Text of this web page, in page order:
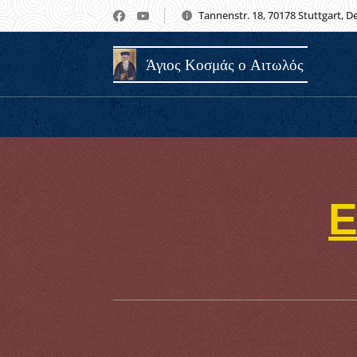
Tannenstr. 18, 70178 Stuttgart,
Άγιος Κοσμάς ο Αιτωλός